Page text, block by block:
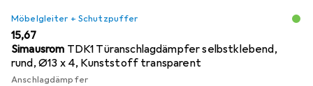
Möbelgleiter + Schutzpuffer
EUR
15,67
Simausrom TDK1 Türanschlagdämpfer selbstklebend,
rund, Ø13 x 4, Kunststoff transparent
Anschlagdämpfer